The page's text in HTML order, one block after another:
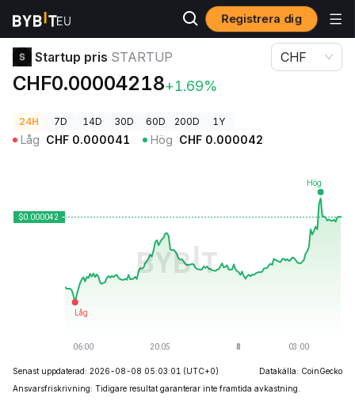
Registrera dig
Kryptopriser Startup pris STARTUP
Startup pris STARTUP
CHF0.00004218+1.69%
CHF
24H 7D 14D 30D 60D 200D 1Y
Låg CHF 0.000041 Hög CHF 0.000042
Senast uppdaterad: 2026-08-08 05:03:01 (UTC+0)
Datakälla: CoinGecko
Ansvarsfriskrivning: Tidigare resultat garanterar inte framtida avkastning.